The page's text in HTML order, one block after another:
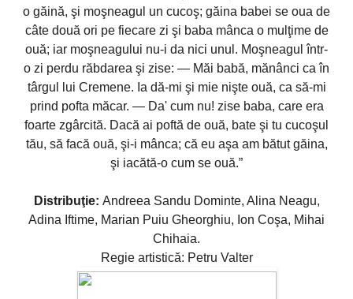
o găină, şi moşneagul un cucoş; găina babei se oua de
câte două ori pe fiecare zi şi baba mânca o mulţime de
ouă; iar moşneagului nu-i da nici unul. Moşneagul într-
o zi perdu răbdarea şi zise: — Măi babă, mănânci ca în
târgul lui Cremene. Ia dă-mi şi mie nişte ouă, ca să-mi
prind pofta măcar. — Da' cum nu! zise baba, care era
foarte zgârcită. Dacă ai poftă de ouă, bate şi tu cucoşul
tău, să facă ouă, şi-i mânca; că eu aşa am bătut găina,
şi iacătă-o cum se ouă.”
Distribuţie: Andreea Sandu Dominte, Alina Neagu,
Adina Iftime, Marian Puiu Gheorghiu, Ion Coşa, Mihai
Chihaia.
Regie artistică: Petru Valter